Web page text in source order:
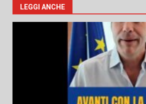
LEGGI ANCHE